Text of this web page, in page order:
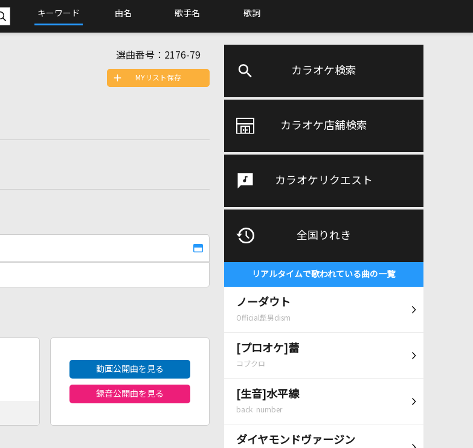
キーワード 曲名 歌手名 歌詞
カラオケ検索
カラオケ店舗検索
カラオケリクエスト
全国りれき
リアルタイムで歌われている曲の一覧
ノーダウト
Official髭男dism
[プロオケ]蕾
コブクロ
[生音]水平線
back number
ダイヤモンドヴァージン
選曲番号： 2176-79
MYリスト保存
動画公開曲を見る
録音公開曲を見る